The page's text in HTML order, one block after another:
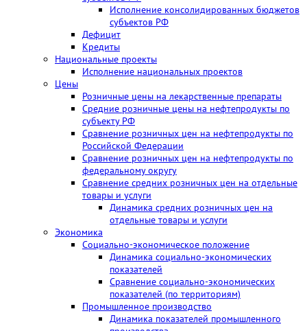
Исполнение консолидированных бюджетов
субъектов РФ
Дефицит
Кредиты
Национальные проекты
Исполнение национальных проектов
Цены
Розничные цены на лекарственные препараты
Средние розничные цены на нефтепродукты по
субъекту РФ
Сравнение розничных цен на нефтепродукты по
Российской Федерации
Сравнение розничных цен на нефтепродукты по
федеральному округу
Сравнение средних розничных цен на отдельные
товары и услуги
Динамика средних розничных цен на
отдельные товары и услуги
Экономика
Социально-экономическое положение
Динамика социально-экономических
показателей
Сравнение социально-экономических
показателей (по территориям)
Промышленное производство
Динамика показателей промышленного